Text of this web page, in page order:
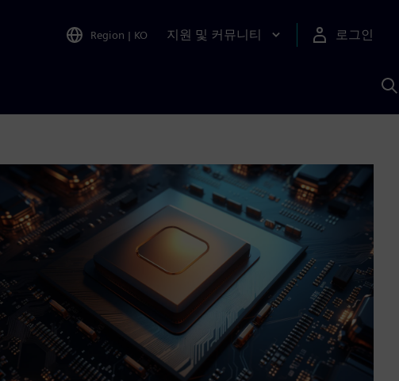
Region | KO 지원 및 커뮤니티 로그인